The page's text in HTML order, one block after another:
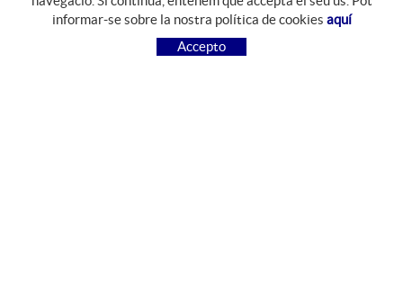
GUIA DE COMPRA
COM COMPRAR
PREGUNTES FREQÜENTS
informar-se sobre la nostra política de cookies aquí
Accepto